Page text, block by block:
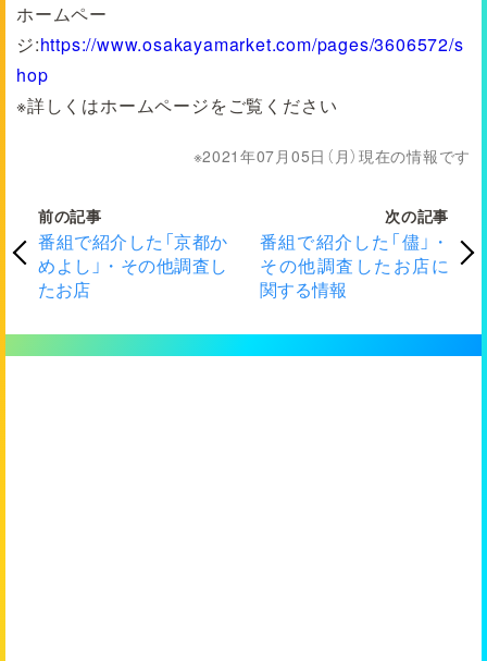
ホームペー
ジ:https://www.osakayamarket.com/pages/3606572/s
hop
※詳しくはホームページをご覧ください
2021年07月05日（月）現在の情報です
前の記事
番組で紹介した「京都か
めよし」・その他調査し
たお店
次の記事
番組で紹介した「儘」・
その他調査したお店に
関する情報